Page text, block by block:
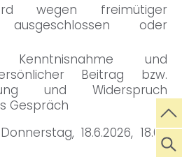
wegen freimütiger
ausgeschlossen oder
Kenntnisnahme und
Beitrag bzw.
und Widerspruch
Gespräch
Donnerstag, 18.6.2026, 18.00